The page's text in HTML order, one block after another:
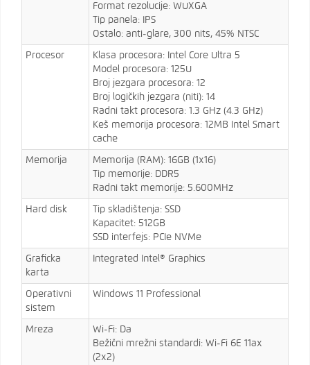
Format rezolucije: WUXGA
Tip panela: IPS
Ostalo: anti-glare, 300 nits, 45% NTSC
Procesor
Klasa procesora: Intel Core Ultra 5
Model procesora: 125U
Broj jezgara procesora: 12
Broj logičkih jezgara (niti): 14
Radni takt procesora: 1.3 GHz (4.3 GHz)
Keš memorija procesora: 12MB Intel Smart
cache
Memorija
Memorija (RAM): 16GB (1x16)
Tip memorije: DDR5
Radni takt memorije: 5.600MHz
Hard disk
Tip skladištenja: SSD
Kapacitet: 512GB
SSD interfejs: PCIe NVMe
Graficka
karta
Integrated Intel® Graphics
Operativni
sistem
Windows 11 Professional
Mreza
Wi-Fi: Da
Bežični mrežni standardi: Wi-Fi 6E 11ax
(2x2)